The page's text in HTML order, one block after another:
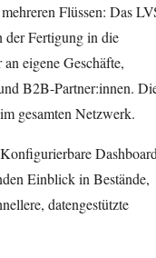
Flüssen: Das
der Fertigung in die
eigene Geschäfte,
B2B-Partner:innen.
gesamten Netzwerk.
Einblick in Bestände,
datengestützte